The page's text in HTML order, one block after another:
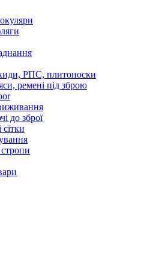
РПС, плитоноски
ремені під зброю
до зброї